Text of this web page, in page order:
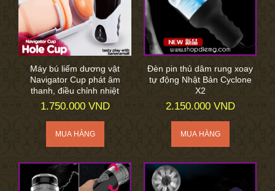
Máy bú liếm dương vật
Navigator Cup phát âm
thanh, điều chỉnh nhiệt
1.750.000 VND
Đèn pin thủ dâm rung xoay
tự động Nhật Bản Cyclone
X2
2.150.000 VND